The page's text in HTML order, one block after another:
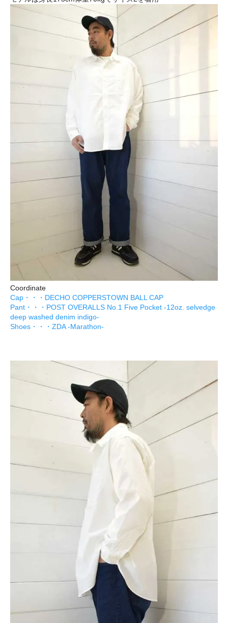
Coordinate
Cap・・・DECHO COPPERSTOWN BALL CAP
Pant・・・POST OVERALLS No.1 Five Pocket -12oz. selvedge
deep washed denim indigo-
Shoes・・・ZDA -Marathon-